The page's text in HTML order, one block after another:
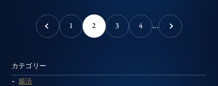
1 2 3 4 ...
カテゴリー
腸活